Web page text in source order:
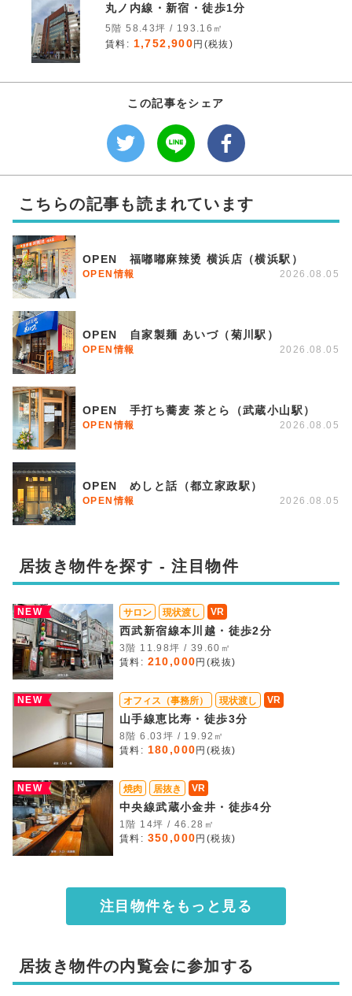
丸ノ内線・新宿・徒歩1分
5階 58.43坪 / 193.16㎡
賃料: 1,752,900 円(税抜)
この記事をシェア
こちらの記事も読まれています
OPEN 福嘟嘟麻辣烫 横浜店（横浜駅）
OPEN情報 2026.08.05
OPEN 自家製麺 あいづ（菊川駅）
OPEN情報 2026.08.05
OPEN 手打ち蕎麦 茶とら（武蔵小山駅）
OPEN情報 2026.08.05
OPEN めしと話（都立家政駅）
OPEN情報 2026.08.05
居抜き物件を探す - 注目物件
NEW サロン 現状渡し VR
西武新宿線本川越・徒歩2分
3階 11.98坪 / 39.60㎡
賃料: 210,000 円(税抜)
NEW オフィス（事務所） 現状渡し VR
山手線恵比寿・徒歩3分
8階 6.03坪 / 19.92㎡
賃料: 180,000 円(税抜)
NEW 焼肉 居抜き VR
中央線武蔵小金井・徒歩4分
1階 14坪 / 46.28㎡
賃料: 350,000 円(税抜)
注目物件をもっと見る
居抜き物件の内覧会に参加する